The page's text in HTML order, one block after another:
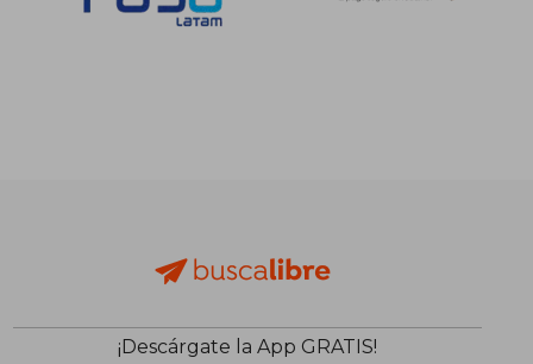
¡Descárgate la App GRATIS!